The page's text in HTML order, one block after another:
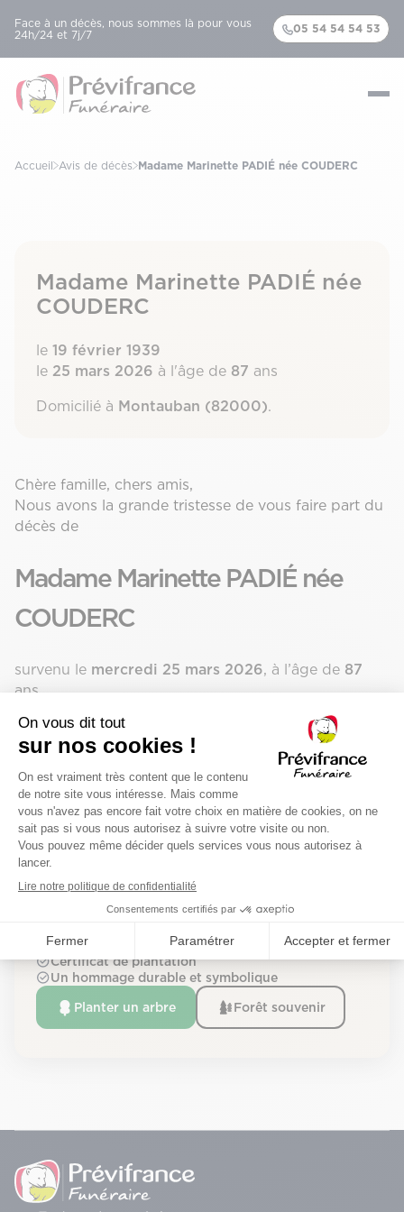
Face à un décès, nous sommes là pour vous
24h/24 et 7j/7
05 54 54 54 53
Accueil Avis de décès Madame Marinette PADIÉ née COUDERC
Madame Marinette PADIÉ née
COUDERC
le 19 février 1939
le 25 mars 2026 à l'âge de 87 ans
Domicilié à Montauban (82000).
Chère famille, chers amis,
Nous avons la grande tristesse de vous faire part du
décès de
Madame Marinette PADIÉ née
COUDERC
survenu le mercredi 25 mars 2026, à l’âge de 87
ans.
Présenter vos condoléances
Planter un arbre souvenir
Certificat de plantation
Un hommage durable et symbolique
Planter un arbre Forêt souvenir